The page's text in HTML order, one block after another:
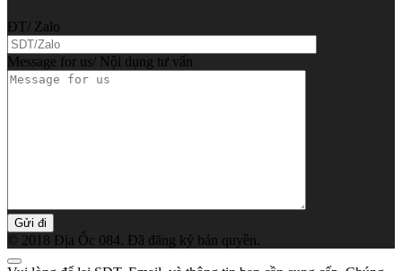
ĐT/ Zalo
Message for us/ Nội dụng tư vấn
© 2018 Địa Ốc 084. Đã đăng ký bản quyền.